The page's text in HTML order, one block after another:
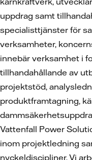
uppdrag samt
specialisttjänster för
verksamheter,
innebär verksamhet i
tillhandahållande av
projektstöd,
produktframtagning,
Vattenfall Power
inom projektledning
nyckeldiscipliner. Vi